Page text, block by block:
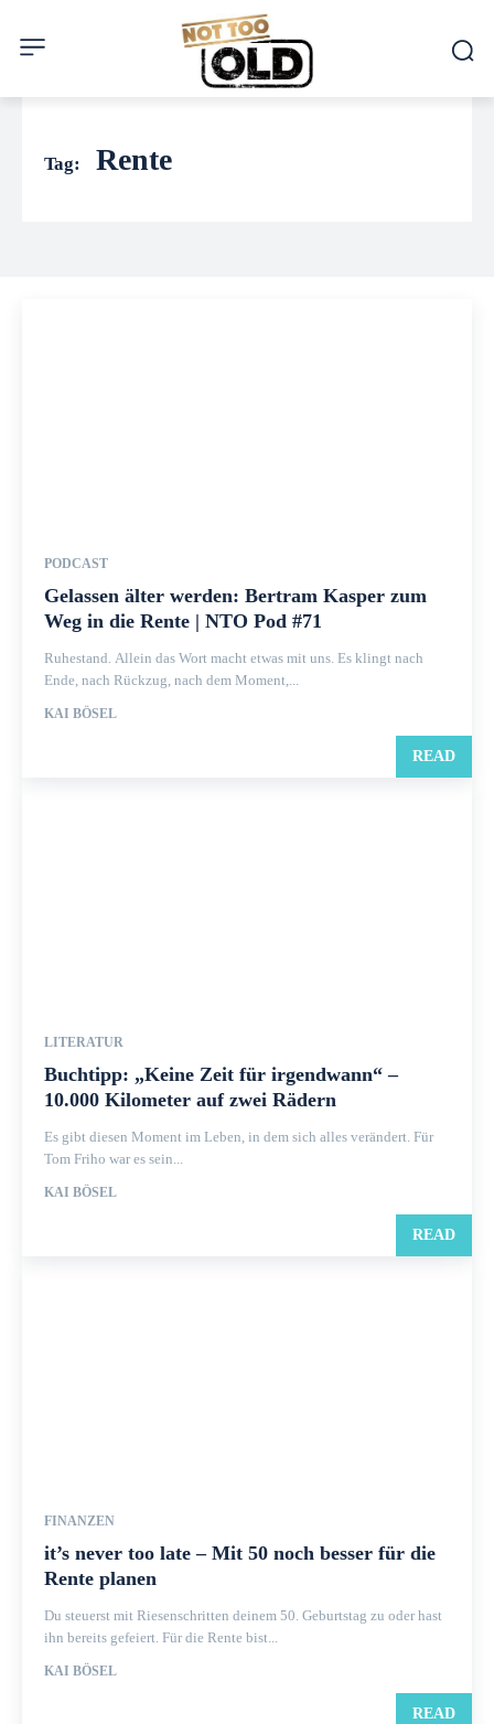
Tag: Rente
PODCAST
Gelassen älter werden: Bertram Kasper zum
Weg in die Rente | NTO Pod #71
Ruhestand. Allein das Wort macht etwas mit uns. Es klingt nach
Ende, nach Rückzug, nach dem Moment,...
KAI BÖSEL
READ
LITERATUR
Buchtipp: „Keine Zeit für irgendwann“ –
10.000 Kilometer auf zwei Rädern
Es gibt diesen Moment im Leben, in dem sich alles verändert. Für
Tom Friho war es sein...
KAI BÖSEL
READ
FINANZEN
it’s never too late – Mit 50 noch besser für die
Rente planen
Du steuerst mit Riesenschritten deinem 50. Geburtstag zu oder hast
ihn bereits gefeiert. Für die Rente bist...
KAI BÖSEL
READ